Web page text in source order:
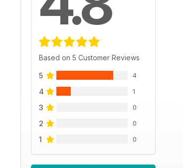
Based on 5 Customer Reviews
5 4
4 1
3 0
2 0
1 0